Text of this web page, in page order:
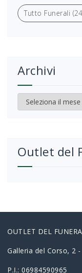
Tutto Funerali
Archivi
Archivi
Outlet del
OUTLET DEL
Galleria del Corso, 2
P.I.: 06984590965